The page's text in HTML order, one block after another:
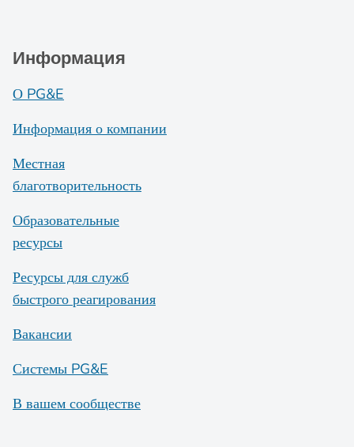
Информация
О PG&E
Информация о компании
Местная
благотворительность
Образовательные
ресурсы
Ресурсы для служб
быстрого реагирования
Вакансии
Системы PG&E
В вашем сообществе